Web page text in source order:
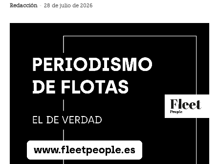
Redacción - 28 de julio de 2026